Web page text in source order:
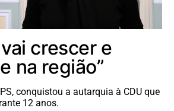
crescer e
na região”
conquistou a autarquia à CDU que
12 anos.